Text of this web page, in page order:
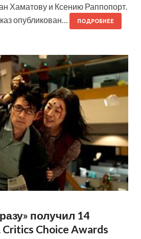
Хаматову и Ксению Раппопорт.
опубликован…
ПОДРОБНЕЕ
получил 14
Choice Awards